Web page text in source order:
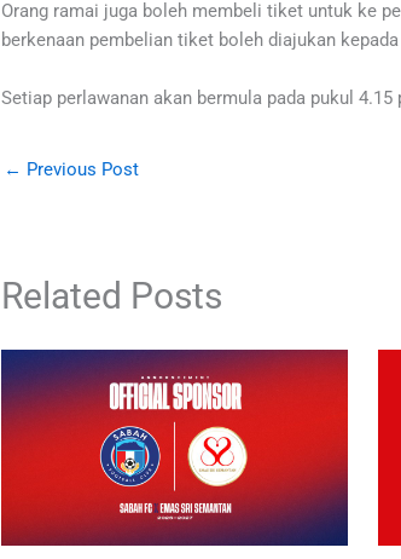
Orang ramai juga boleh membeli tiket untuk ke
berkenaan pembelian tiket boleh diajukan
Setiap perlawanan akan bermula pada pukul 4.15
← Previous Post
Related Posts